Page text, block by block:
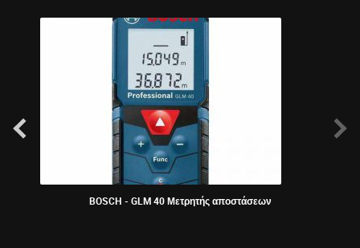
BOSCH - GLM 40 Μετρητής αποστάσεων